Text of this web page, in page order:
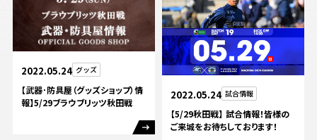
2022.05.24 グッズ
【武器･防具屋（グッズショップ）情
報】5/29ブラウブリッツ秋田戦
2022.05.24 試合情報
【5/29秋田戦】 試合情報！皆様の
ご来城をお待ちしております！